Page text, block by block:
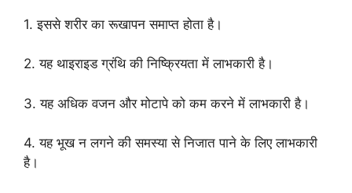
1. इससे शरीर का रूखापन समाप्त होता है।
2. यह थाइराइड ग्रंथि की निष्क्रियता में लाभकारी है।
3. यह अधिक वजन और मोटापे को कम करने में लाभकारी है।
4. यह भूख न लगने की समस्या से निजात पाने के लिए लाभकारी
है।